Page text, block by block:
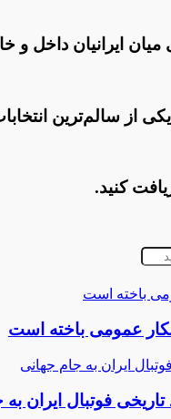
میان ایرانیان داخل و
از سالم‌ترین
کنید.
باخته‌ است
عمومی باخته‌ است
ایران به جام جهانی
فوتبال ایران